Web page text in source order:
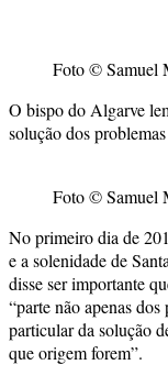
Foto © Samuel
O bispo do Algarve
solução dos
Foto © Samuel
No primeiro dia de
e a solenidade de
disse ser importante
“parte não apenas
particular da solução
que origem forem”.